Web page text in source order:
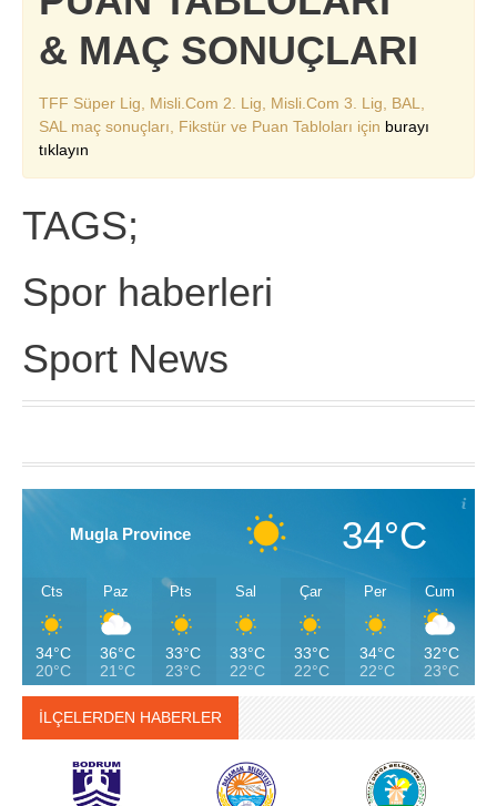
& MAÇ SONUÇLARI
TFF Süper Lig, Misli.Com 2. Lig, Misli.Com 3. Lig, BAL,
SAL maç sonuçları, Fikstür ve Puan Tabloları için burayı
tıklayın
TAGS;
Spor haberleri
Sport News
Mugla Province 34°C
Cts
34°C
20°C
Paz
36°C
21°C
Pts
33°C
23°C
Sal
33°C
22°C
Çar
33°C
22°C
Per
34°C
22°C
Cum
32°C
23°C
İLÇELERDEN HABERLER